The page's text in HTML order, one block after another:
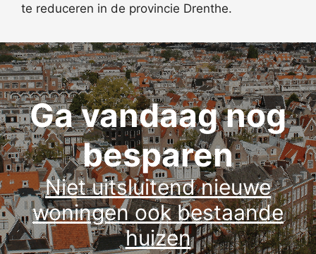
te reduceren in de provincie Drenthe.
Ga vandaag nog
besparen
Niet uitsluitend nieuwe
woningen ook bestaande
huizen